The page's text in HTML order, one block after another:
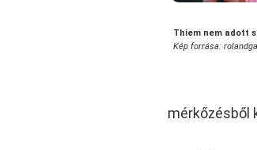
Thiem nem adott
Kép forrása:
mérkőzésből